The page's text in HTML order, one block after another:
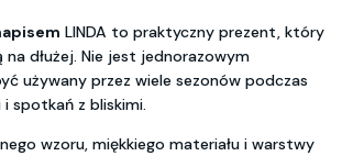
LINDA to praktyczny prezent, który
dłużej. Nie jest jednorazowym
używany przez wiele sezonów podczas
spotkań z bliskimi.
wzoru, miękkiego materiału i warstwy